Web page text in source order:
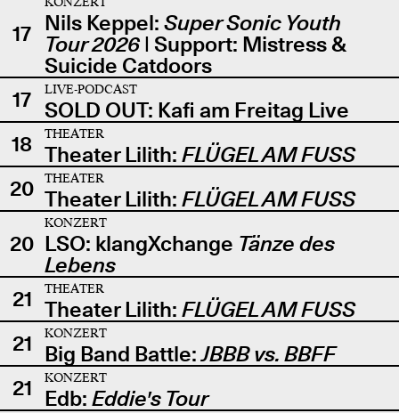
17 Nils Keppel: Super Sonic Youth
Tour 2026| Support: Mistress &
Suicide Catdoors
17
LIVE-PODCAST
SOLD OUT: Kafi am Freitag Live
18
THEATER
Theater Lilith: FLÜGEL AM FUSS
20
THEATER
Theater Lilith: FLÜGEL AM FUSS
20
KONZERT
LSO: klangXchange Tänze des
Lebens
21
THEATER
Theater Lilith: FLÜGEL AM FUSS
21
KONZERT
Big Band Battle:JBBB vs. BBFF
21
KONZERT
Edb: Eddie's Tour